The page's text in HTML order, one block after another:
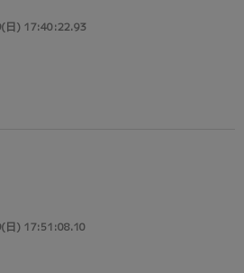
) 17:40:22.93
) 17:51:08.10